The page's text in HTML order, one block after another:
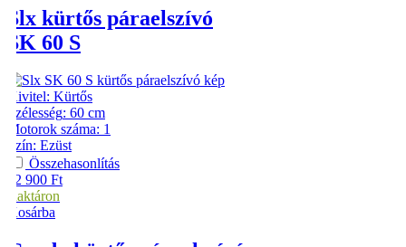
Slx kürtős páraelszívó
SK 60 S
Kivitel: Kürtős
Szélesség: 60 cm
Motorok száma: 1
Szín: Ezüst
Összehasonlítás
42 900 Ft
Raktáron
Kosárba